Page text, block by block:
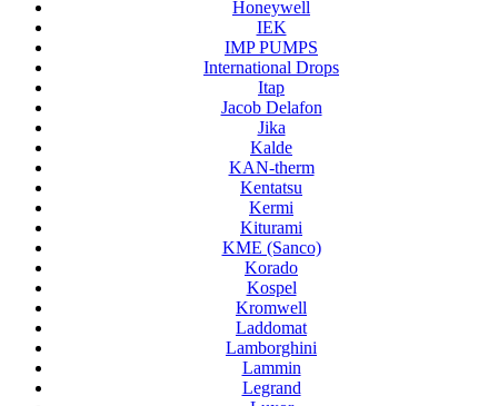
Honeywell
IEK
IMP PUMPS
International Drops
Itap
Jacob Delafon
Jika
Kalde
KAN-therm
Kentatsu
Kermi
Kiturami
KME (Sanco)
Korado
Kospel
Kromwell
Laddomat
Lamborghini
Lammin
Legrand